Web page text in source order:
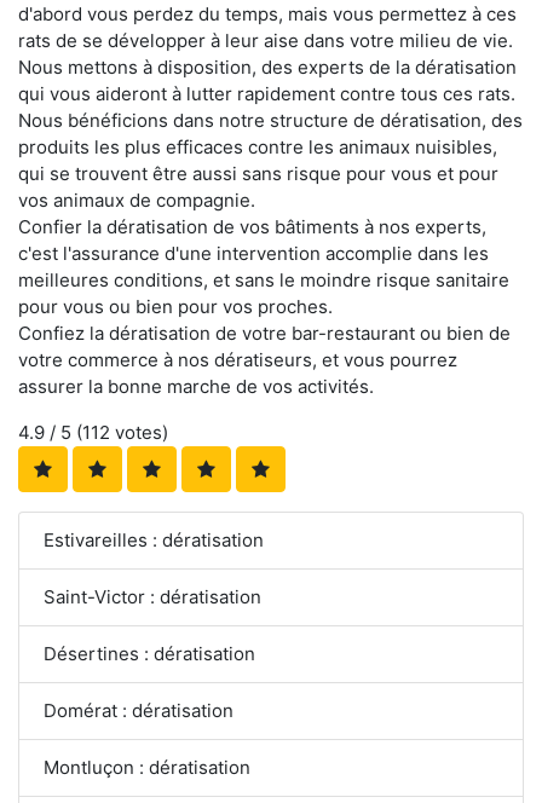
d'abord vous perdez du temps, mais vous permettez à ces
rats de se développer à leur aise dans votre milieu de vie.
Nous mettons à disposition, des experts de la dératisation
qui vous aideront à lutter rapidement contre tous ces rats.
Nous bénéficions dans notre structure de dératisation, des
produits les plus efficaces contre les animaux nuisibles,
qui se trouvent être aussi sans risque pour vous et pour
vos animaux de compagnie.
Confier la dératisation de vos bâtiments à nos experts,
c'est l'assurance d'une intervention accomplie dans les
meilleures conditions, et sans le moindre risque sanitaire
pour vous ou bien pour vos proches.
Confiez la dératisation de votre bar-restaurant ou bien de
votre commerce à nos dératiseurs, et vous pourrez
assurer la bonne marche de vos activités.
4.9 / 5 (112 votes)
Estivareilles : dératisation
Saint-Victor : dératisation
Désertines : dératisation
Domérat : dératisation
Montluçon : dératisation